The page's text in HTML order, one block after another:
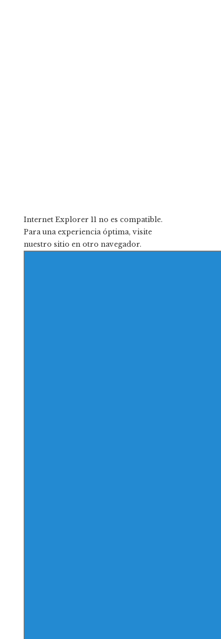
Internet Explorer 11 no es compatible.
Para una experiencia óptima, visite
nuestro sitio en otro navegador.